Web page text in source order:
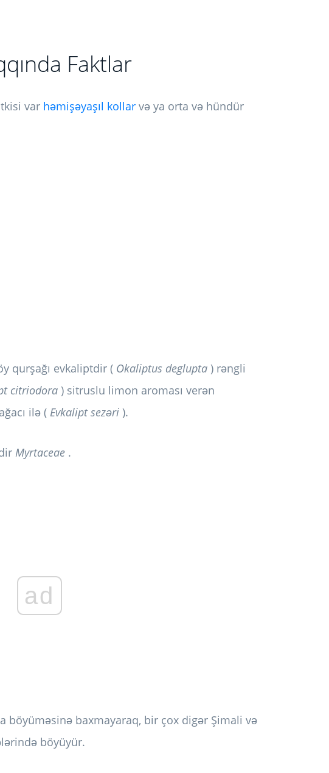
Faktlar
var həmişəyaşıl kollar və ya orta və hündür
qurşağı evkaliptdir ( Okaliptus deglupta ) rəngli
citriodora ) sitruslu limon aroması verən
ilə ( Evkalipt sezəri ).
Myrtaceae .
ad
böyüməsinə baxmayaraq, bir çox digər Şimali və
böyüyür.